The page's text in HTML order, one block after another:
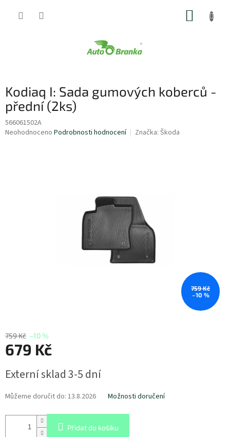
Kodiaq I: Sada gumových koberců -
přední (2ks)
566061502A
Průměrné
Neohodnoceno Podrobnosti hodnocení Značka: Škoda
759 Kč
–10 %
759 Kč –10 %
679 Kč
cena:
Externí sklad 3-5 dní
Můžeme doručit do: 13.8.2026 Možnosti doručení
Přidat do košíku